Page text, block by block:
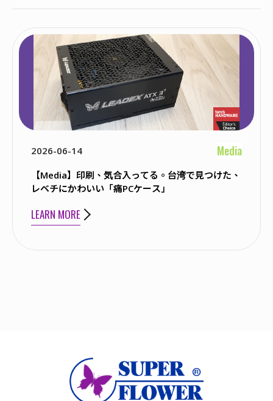
2026-06-14 Media
【Media】印刷、気合入ってる。台湾で見つけた、
レベチにかわいい「痛PCケース」
LEARN MORE